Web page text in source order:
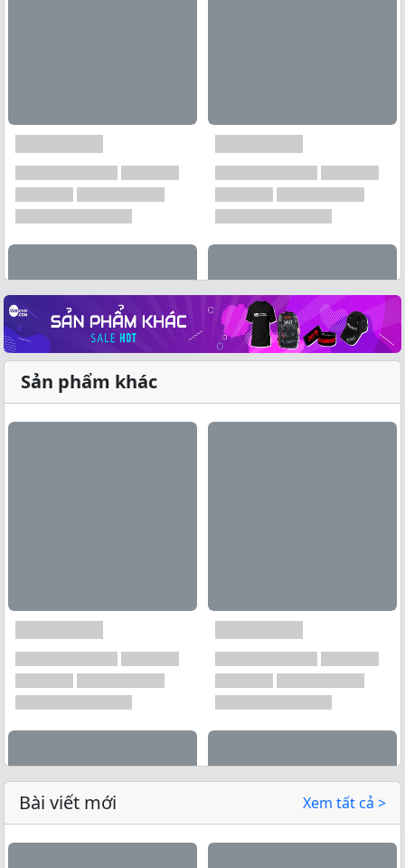
Xem tất cả →
Sản phẩm khác
Bài viết mới Xem tất cả >